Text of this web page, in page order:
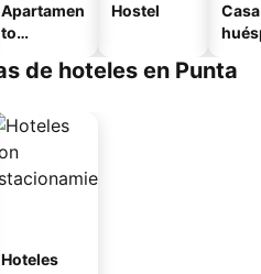
Apartamen
to
o
Hostel
de hoteles en Punta
Hoteles